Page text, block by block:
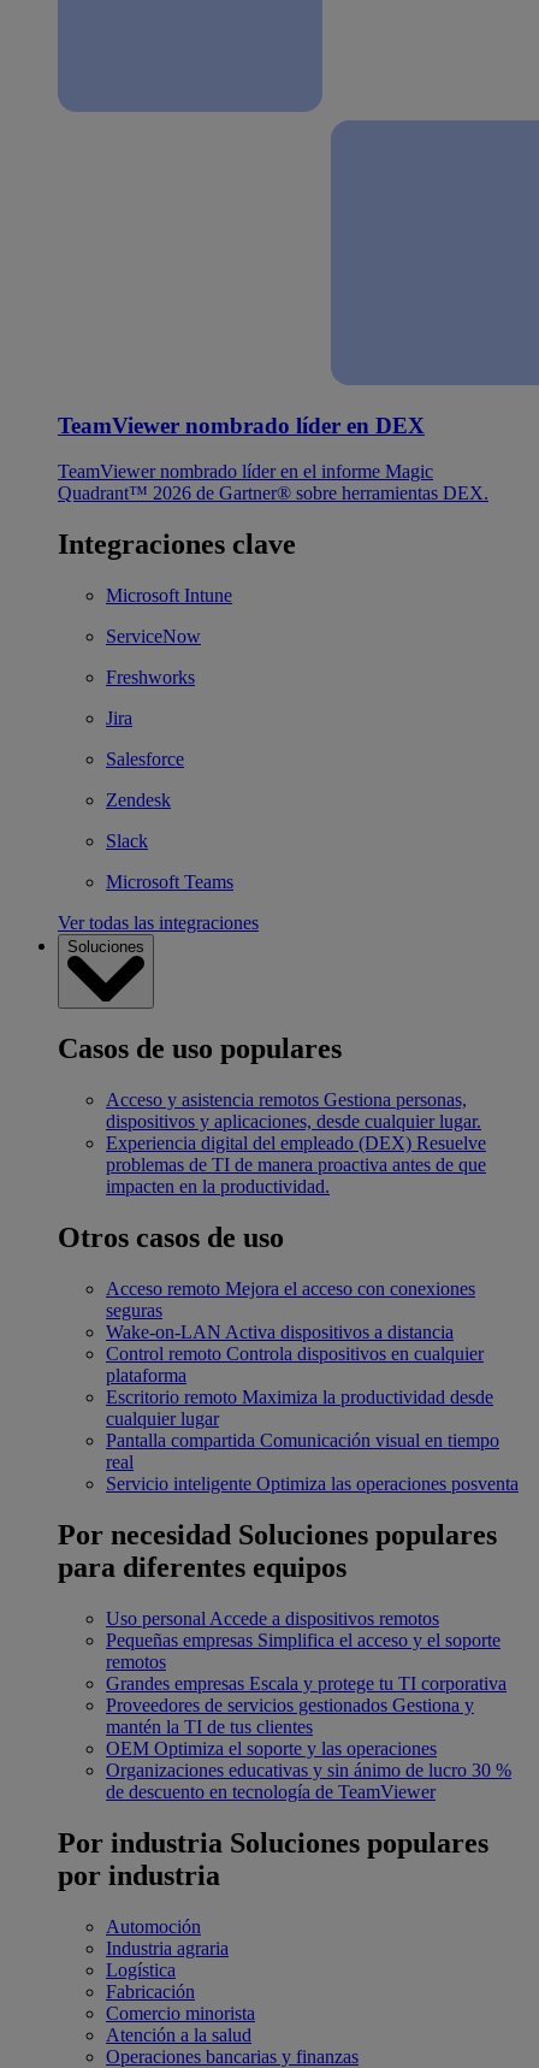
TeamViewer nombrado líder en DEX
TeamViewer nombrado líder en el informe Magic
Quadrant™ 2026 de Gartner® sobre herramientas DEX.
Integraciones clave
Microsoft Intune
ServiceNow
Freshworks
Jira
Salesforce
Zendesk
Slack
Microsoft Teams
Ver todas las integraciones
Soluciones
Casos de uso populares
Acceso y asistencia remotos Gestiona personas,
dispositivos y aplicaciones, desde cualquier lugar.
Experiencia digital del empleado (DEX) Resuelve
problemas de TI de manera proactiva antes de que
impacten en la productividad.
Otros casos de uso
Acceso remoto Mejora el acceso con conexiones
seguras
Wake-on-LAN Activa dispositivos a distancia
Control remoto Controla dispositivos en cualquier
plataforma
Escritorio remoto Maximiza la productividad desde
cualquier lugar
Pantalla compartida Comunicación visual en tiempo
real
Servicio inteligente Optimiza las operaciones posventa
Por necesidad Soluciones populares
para diferentes equipos
Uso personal Accede a dispositivos remotos
Pequeñas empresas Simplifica el acceso y el soporte
remotos
Grandes empresas Escala y protege tu TI corporativa
Proveedores de servicios gestionados Gestiona y
mantén la TI de tus clientes
OEM Optimiza el soporte y las operaciones
Organizaciones educativas y sin ánimo de lucro 30 %
de descuento en tecnología de TeamViewer
Por industria Soluciones populares
por industria
Automoción
Industria agraria
Logística
Fabricación
Comercio minorista
Atención a la salud
Operaciones bancarias y finanzas